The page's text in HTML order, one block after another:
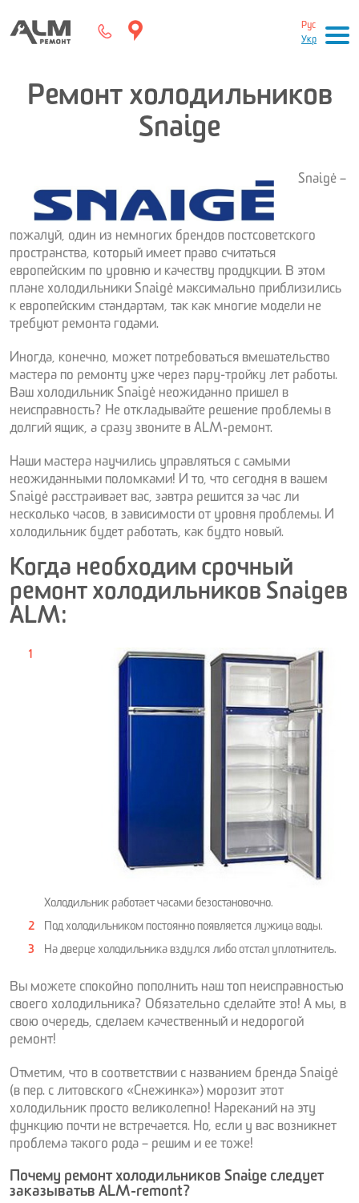
Рус
Укр
Ремонт холодильников
Snaige
Snaigė –
пожалуй, один из немногих брендов постсоветского
пространства, который имеет право считаться
европейским по уровню и качеству продукции. В этом
плане холодильники Snaigė максимально приблизились
к европейским стандартам, так как многие модели не
требуют ремонта годами.
Иногда, конечно, может потребоваться вмешательство
мастера по ремонту уже через пару-тройку лет работы.
Ваш холодильник Snaigė неожиданно пришел в
неисправность? Не откладывайте решение проблемы в
долгий ящик, а сразу звоните в ALM-ремонт.
Наши мастера научились управляться с самыми
неожиданными поломками! И то, что сегодня в вашем
Snaigė расстраивает вас, завтра решится за час ли
несколько часов, в зависимости от уровня проблемы. И
холодильник будет работать, как будто новый.
Когда необходим срочный
ремонт холодильников Snaige в
ALM:
Холодильник работает часами безостановочно.
Под холодильником постоянно появляется лужица воды.
На дверце холодильника вздулся либо отстал уплотнитель.
Вы можете спокойно пополнить наш топ неисправностью
своего холодильника? Обязательно сделайте это! А мы, в
свою очередь, сделаем качественный и недорогой
ремонт!
Отметим, что в соответствии с названием бренда Snaigė
(в пер. с литовского «Снежинка») морозит этот
холодильник просто великолепно! Нареканий на эту
функцию почти не встречается. Но, если у вас возникнет
проблема такого рода – решим и ее тоже!
Почему ремонт холодильников Snaige следует
заказывать в ALM-remont?